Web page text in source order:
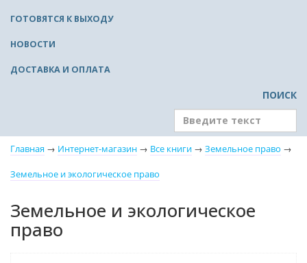
ГОТОВЯТСЯ К ВЫХОДУ
НОВОСТИ
ДОСТАВКА И ОПЛАТА
ПОИСК
Главная → Интернет-магазин → Все книги → Земельное право →
Земельное и экологическое право
Земельное и экологическое
право